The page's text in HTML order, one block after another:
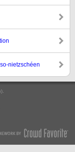
nietzschéen
.